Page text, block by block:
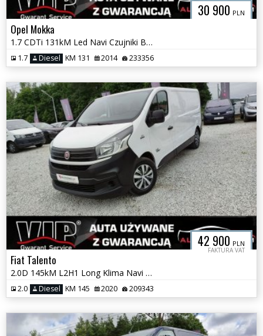
30 900 PLN
Opel Mokka
1.7 CDTi 131kM Led Navi Czujniki Biała Perła Jak Nowa Serwis GWARANCJA
1.7 Diesel KM 131 2014 233356
42 900 PLN
FAKTURA VAT
Fiat Talento
2.0D 145kM L2H1 Long Klima Navi Tempomat Hak Serwis Fv Vat Gwarancja
2.0 Diesel KM 145 2020 209343